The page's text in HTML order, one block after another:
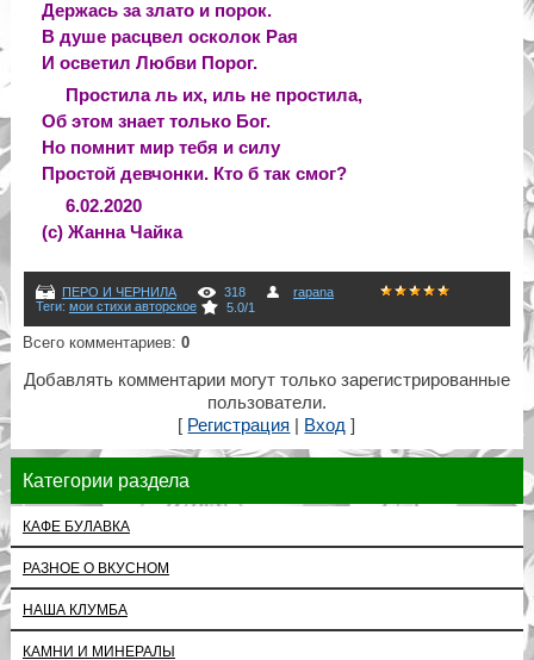
Держась за злато и порок.
В душе расцвел осколок Рая
И осветил Любви Порог.
Простила ль их, иль не простила,
Об этом знает только Бог.
Но помнит мир тебя и силу
Простой девчонки. Кто б так смог?
6.02.2020
(с) Жанна Чайка
ПЕРО И ЧЕРНИЛА 318
rapana
Теги: мои стихи авторское 5.0/1
Всего комментариев: 0
Добавлять комментарии могут только зарегистрированные
пользователи.
[ Регистрация Вход ]
Категории раздела
КАФЕ БУЛАВКА
РАЗНОЕ О ВКУСНОМ
НАША КЛУМБА
КАМНИ И МИНЕРАЛЫ